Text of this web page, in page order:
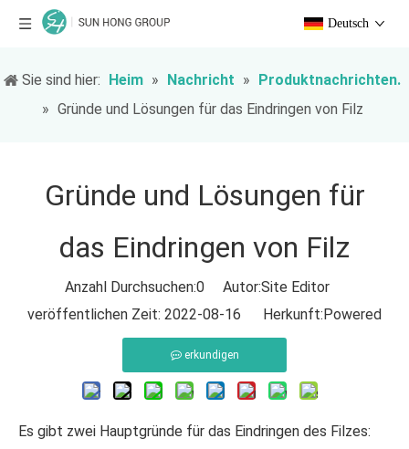
Deutsch
Sie sind hier: Heim » Nachricht » Produktnachrichten.
» Gründe und Lösungen für das Eindringen von Filz
Gründe und Lösungen für
das Eindringen von Filz
Anzahl Durchsuchen:0 Autor:Site Editor
veröffentlichen Zeit: 2022-08-16 Herkunft:Powered
erkundigen
Es gibt zwei Hauptgründe für das Eindringen des Filzes: